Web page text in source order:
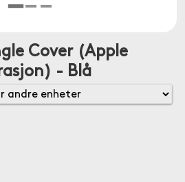
Cover (Apple
- Blå